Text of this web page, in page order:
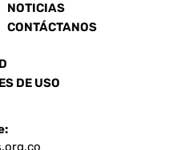
NOTICIAS
CONTÁCTANOS
DE USO